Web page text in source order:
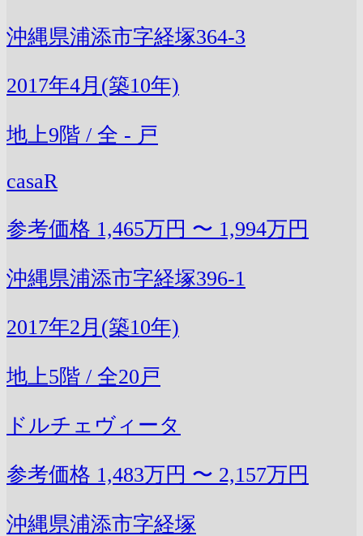
沖縄県浦添市字経塚364-3
2017年4月(築10年)
地上9階 / 全 - 戸
casaR
参考価格 1,465万円 〜 1,994万円
沖縄県浦添市字経塚396-1
2017年2月(築10年)
地上5階 / 全20戸
ドルチェヴィータ
参考価格 1,483万円 〜 2,157万円
沖縄県浦添市字経塚